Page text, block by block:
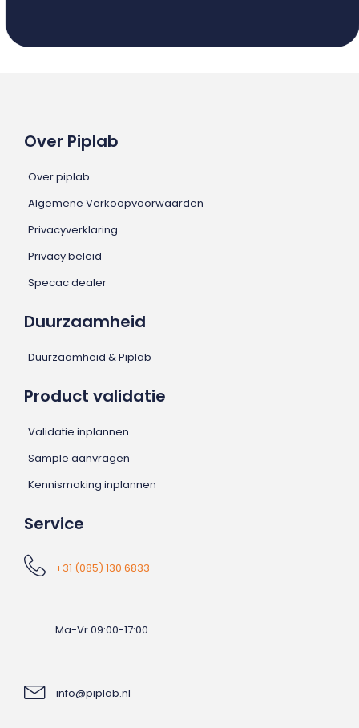
Over Piplab
Over piplab
Algemene Verkoopvoorwaarden
Privacyverklaring
Privacy beleid
Specac dealer
Duurzaamheid
Duurzaamheid & Piplab
Product validatie
Validatie inplannen
Sample aanvragen
Kennismaking inplannen
Service
+31 (085) 130 6833
Ma-Vr 09:00-17:00
info@piplab.nl